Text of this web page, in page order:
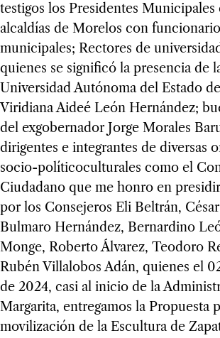
testigos los Presidentes Municipales
alcaldías de Morelos con
municipales; Rectores de
quienes se significó la presencia de
Universidad Autónoma del Estado
Viridiana Aideé León Hernández;
del exgobernador Jorge Morales
dirigentes e integrantes de diversas
socio-políticoculturales como el
Ciudadano que me honro en
por los Consejeros Eli Beltrán,
Bulmaro Hernández, Bernardino
Monge, Roberto Álvarez, Teodoro
Rubén Villalobos Adán, quienes el
de 2024, casi al inicio de la
Margarita, entregamos la Propuesta
movilización de la Escultura de